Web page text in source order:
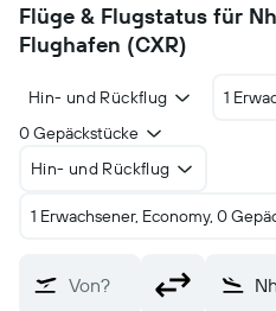
Flüge & Flugstatus für
Flughafen (CXR)
Hin- und Rückflug 1
0 Gepäckstücke
Hin- und Rückflug
1 Erwachsener, Economy, 0
Von?